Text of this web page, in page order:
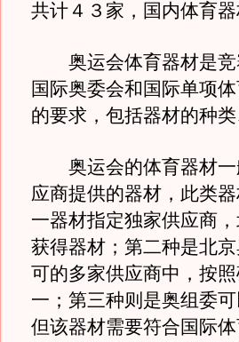
共计４３家，国内体育器
奥运会体育器材是竞
国际奥委会和国际单项
的要求，包括器材的种
奥运会的体育器材一
应商提供的器材，此类
一器材指定独家供应商
获得器材；第二种是北
可的多家供应商中，按
一；第三种则是奥组委
但该器材需要符合国际